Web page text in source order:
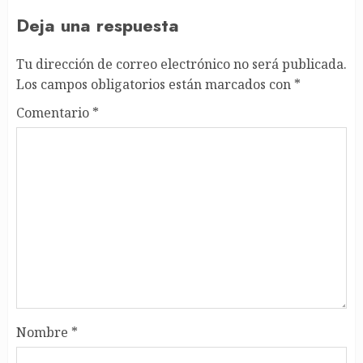
Deja una respuesta
Tu dirección de correo electrónico no será publicada.
Los campos obligatorios están marcados con *
Comentario *
Nombre *